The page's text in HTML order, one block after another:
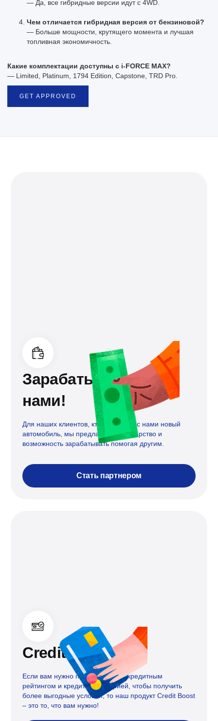
— Да, все гибридные версии идут с 4WD.
Чем отличается гибридная версия от бензиновой?
— Больше мощности, крутящего момента и лучшая
топливная экономичность.
Какие комплектации доступны с i-FORCE MAX?
— Limited, Platinum, 1794 Edition, Capstone, TRD Pro.
GET APPROVED
Зарабатывайте с
нами!
Для наших клиентов, кто уже купил с нами новый
автомобиль, мы предлагаем партнерство и
возможность зарабатывать помогая другим.
Стать партнером
Credit boost
Если вам нужно поработать над кредитным
рейтингом и кредитной историей, чтобы получить
более выгодные условия, то наш продукт Credit Boost
– это то, что вам нужно!